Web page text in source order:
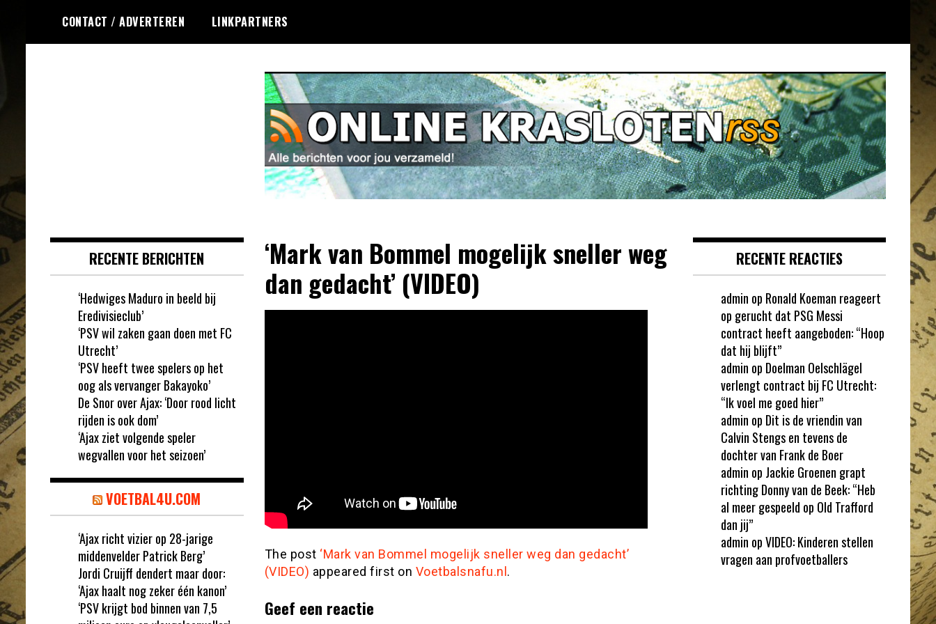
de
CONTACT / ADVERTEREN LINKPARTNERS
‘Mark van Bommel mogelijk sneller weg
dan gedacht’ (VIDEO)
The post ‘Mark van Bommel mogelijk sneller weg dan gedacht’
(VIDEO) appeared first on Voetbalsnafu.nl.
Geef een reactie
RECENTE BERICHTEN
‘Hedwiges Maduro in beeld bij
Eredivisieclub’
‘PSV wil zaken gaan doen met FC
Utrecht’
‘PSV heeft twee spelers op het
oog als vervanger Bakayoko’
De Snor over Ajax: ‘Door rood licht
rijden is ook dom’
‘Ajax ziet volgende speler
wegvallen voor het seizoen’
VOETBAL4U.COM
‘Ajax richt vizier op 28-jarige
middenvelder Patrick Berg’
Jordi Cruijff dendert maar door:
‘Ajax haalt nog zeker één kanon’
‘PSV krijgt bod binnen van 7,5
RECENTE REACTIES
admin op Ronald Koeman reageert
op gerucht dat PSG Messi
contract heeft aangeboden: “Hoop
dat hij blijft”
admin op Doelman Oelschlägel
verlengt contract bij FC Utrecht:
“Ik voel me goed hier”
admin op Dit is de vriendin van
Calvin Stengs en tevens de
dochter van Frank de Boer
admin op Jackie Groenen grapt
richting Donny van de Beek: “Heb
al meer gespeeld op Old Trafford
dan jij”
admin opVIDEO: Kinderen stellen
vragen aan profvoetballers